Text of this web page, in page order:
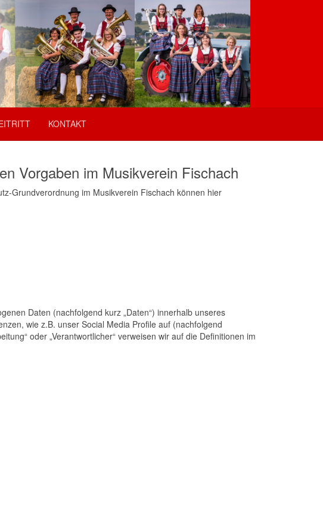
KONTAKT
Vorgaben im Musikverein Fischach
Grundverordnung im Musikverein Fischach können hier
Daten (nachfolgend kurz „Daten“) innerhalb unseres
wie z.B. unser Social Media Profile auf (nachfolgend
oder „Verantwortlicher“ verweisen wir auf die Definitionen im